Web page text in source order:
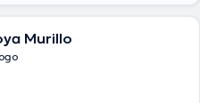
Murillo